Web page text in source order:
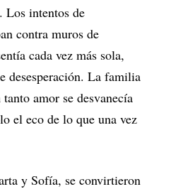
Los intentos de
contra muros de
cada vez más sola,
desesperación. La familia
amor se desvanecía
el eco de lo que una vez
y Sofía, se convirtieron